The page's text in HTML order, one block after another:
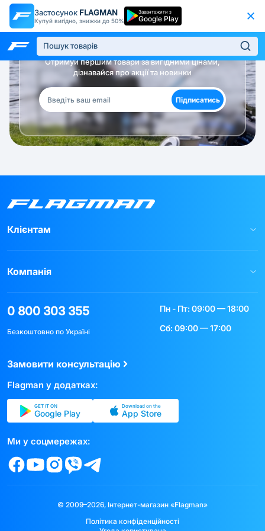
Застосунок FLAGMAN
Купуй вигідно, знижки до 50%
Завантажити з
Google Play
Будь в курсі!
Отримуй першим товари за вигідними цінами,
дізнавайся про акції та новинки
Підписатись
Клієнтам
Компанія
0 800 303 355
Безкоштовно по Україні
Пн - Пт: 09:00 — 18:00
Сб: 09:00 — 17:00
Замовити консультацію
Flagman у додатках:
GET IT ON
Google Play
Download on the
App Store
Ми у соцмережах:
© 2009–2026, Інтернет-магазин «Flagman»
Політика конфіденційності